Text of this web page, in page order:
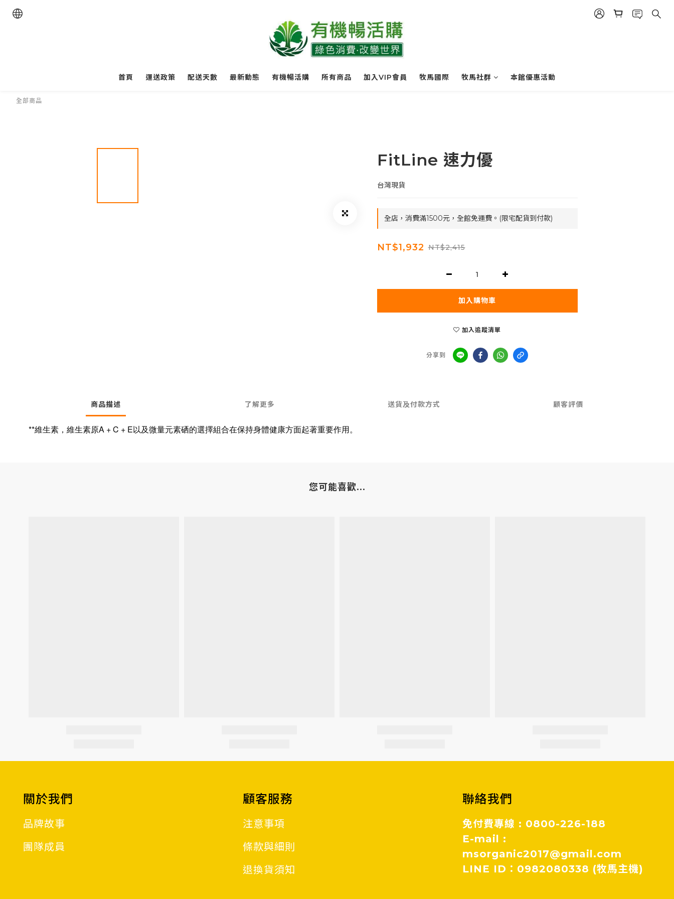
首頁 運送政策 配送天數 最新動態 有機暢活購 所有商品 加入VIP會員 牧馬國際 牧馬社群 本館優惠活動
全部商品
FitLine 速力優
台灣現貨
全店，消費滿1500元，全館免運費。(限宅配貨到付款)
NT$1,932 NT$2,415
加入購物車
加入追蹤清單
分享到
商品描述 了解更多 送貨及付款方式 顧客評價
**維生素，維生素原A + C + E以及微量元素硒的選擇組合在保持身體健康方面起著重要作用。
您可能喜歡...
關於我們
品牌故事
團隊成員
顧客服務
注意事項
條款與細則
退換貨須知
聯絡我們
免付費專線 : 0800-226-188
E-mail :
msorganic2017@gmail.com
LINE ID：0982080338 (牧馬主機)